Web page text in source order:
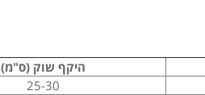
היקף שוק (ס"מ)
25-30